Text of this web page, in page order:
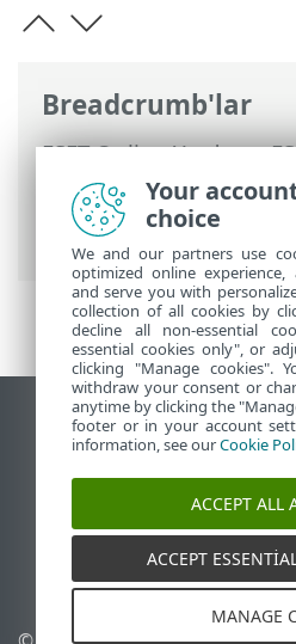
Breadcrumb'lar
ESET Online Yardım>
Prem> Özellikler>
tarayıcıları, ESET
dilleri
Masaüstü sitesini
End of Life
ESET Bilgi Bankası
ESET Status Portal
Bölgesel destek
Your
choice
We and our partners use
optimized online
and serve you with
collection of all cookies by
decline all non-essential
essential cookies only", or
clicking "Manage cookies".
withdraw your consent or
anytime by clicking the
footer or in your account
information, see ourCookie
ACCEPT ALL
ACCEPT
MANAGE